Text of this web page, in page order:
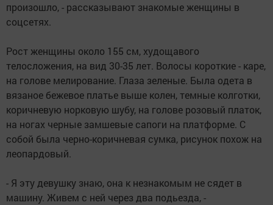
произошло, - рассказывают знакомые женщины в
соцсетях.
Рост женщины около 155 см, худощавого
телосложения, на вид 30-35 лет. Волосы короткие - каре,
на голове мелирование. Глаза зеленые. Была одета в
вязаное бежевое платье выше колен, темные колготки,
коричневую норковую шубу, на голове розовый платок,
на ногах черные замшевые сапоги на платформе. С
собой была черно-коричневая сумка, рисунок похож на
леопардовый.
- Я эту девушку знаю, она к незнакомым не сядет в
машину. Живем с ней через два подьезда, -